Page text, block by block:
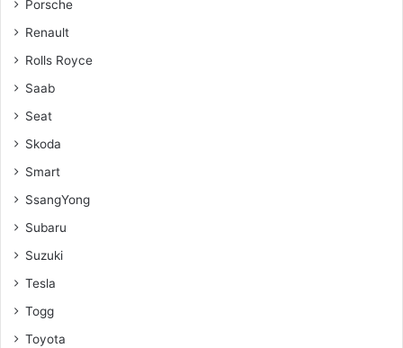
Porsche
Renault
Rolls Royce
Saab
Seat
Skoda
Smart
SsangYong
Subaru
Suzuki
Tesla
Togg
Toyota